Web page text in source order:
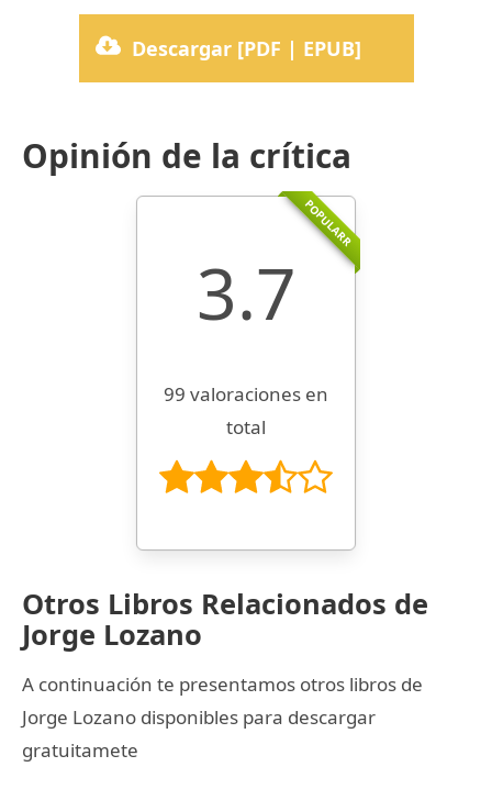
Descargar [PDF | EPUB]
Opinión de la crítica
POPULARR
3.7
99 valoraciones en
total
Otros Libros Relacionados de
Jorge Lozano
A continuación te presentamos otros libros de
Jorge Lozano disponibles para descargar
gratuitamete